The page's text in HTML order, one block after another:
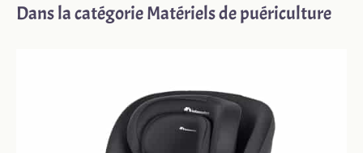
Dans la catégorie Matériels de puériculture